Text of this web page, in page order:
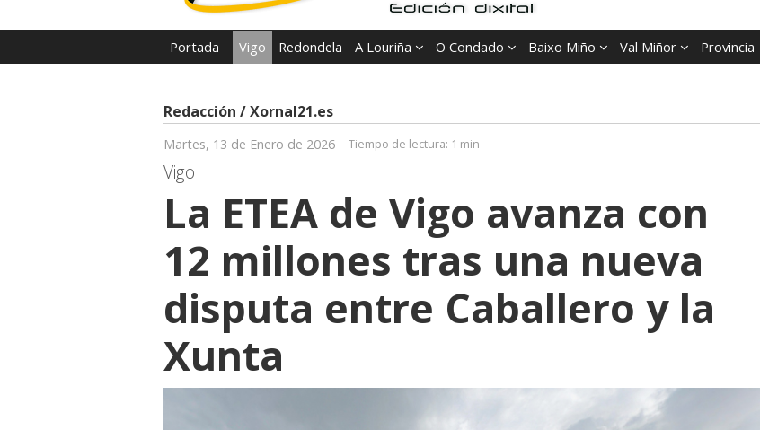
Portada Vigo Redondela A Louriña O Condado Baixo Miño Val Miñor Provincia
Redacción / Xornal21.es
Martes, 13 de Enero de 2026 Tiempo de lectura: 1 min
Vigo
La ETEA de Vigo avanza con
12 millones tras una nueva
disputa entre Caballero y la
Xunta